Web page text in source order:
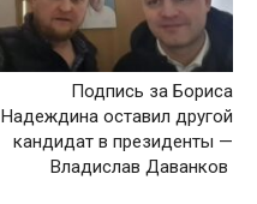
Подпись за Бориса
Надеждина оставил другой
кандидат в президенты —
Владислав Даванков